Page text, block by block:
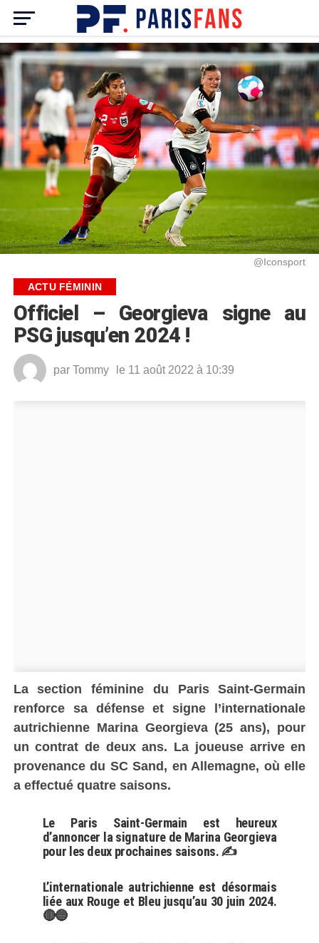
@Iconsport
ACTU FÉMININ
Officiel – Georgieva signe au
PSG jusqu’en 2024 !
par Tommy le 11 août 2022 à 10:39
La section féminine du Paris Saint-Germain
renforce sa défense et signe l’internationale
autrichienne Marina Georgieva (25 ans), pour
un contrat de deux ans. La joueuse arrive en
provenance du SC Sand, en Allemagne, où elle
a effectué quatre saisons.
Le Paris Saint-Germain est heureux
d’annoncer la signature de Marina Georgieva
pour les deux prochaines saisons. ✍️
L’internationale autrichienne est désormais
liée aux Rouge et Bleu jusqu’au 30 juin 2024.
🔴🔵